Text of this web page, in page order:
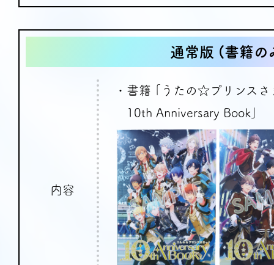
通常版 (書籍の
内容
・書籍 ｢うたの☆プリンス
10th Anniversary Book｣